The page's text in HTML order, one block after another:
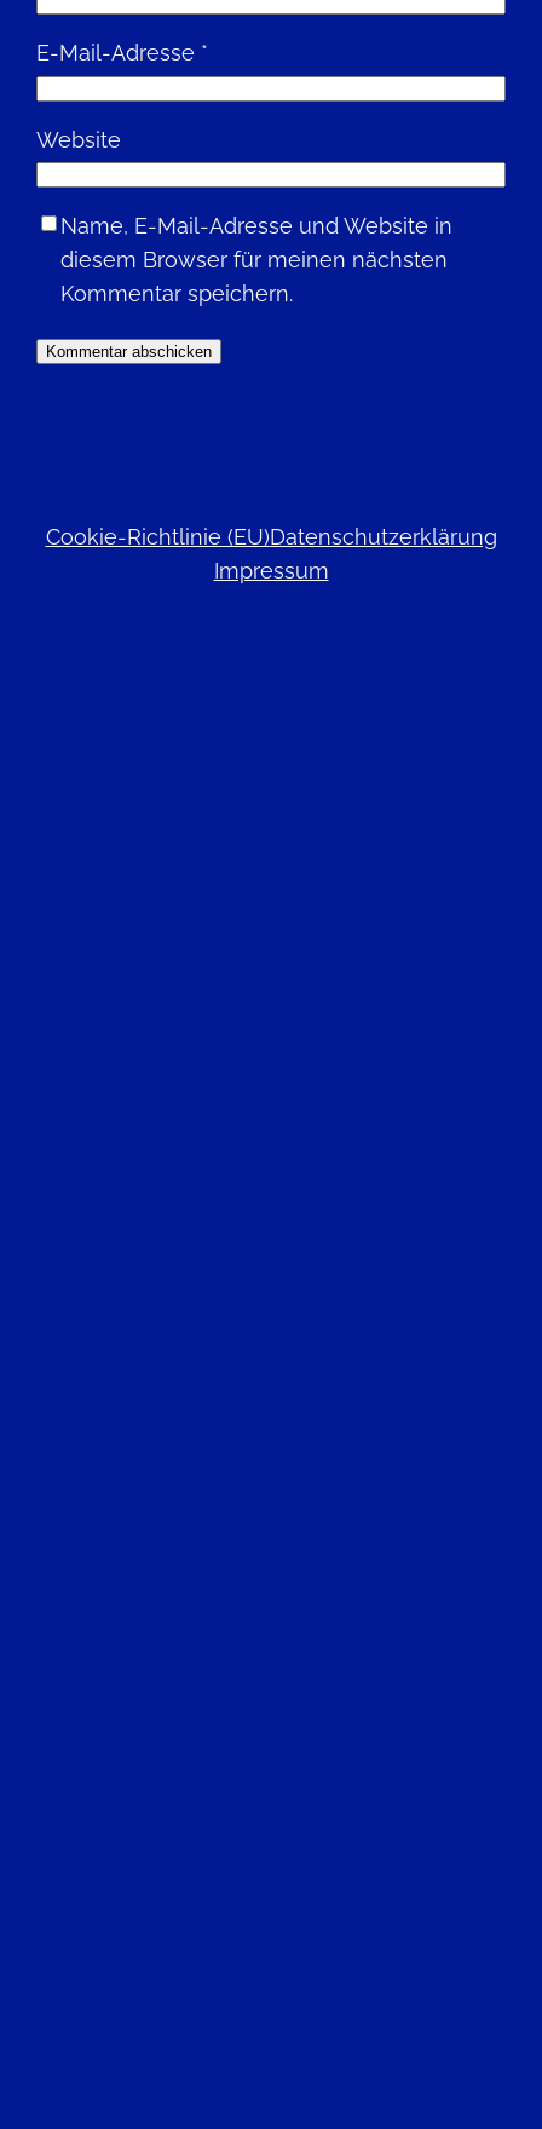
E-Mail-Adresse *
Website
Name, E-Mail-Adresse und Website in
diesem Browser für meinen nächsten
Kommentar speichern.
Cookie-Richtlinie (EU)Datenschutzerklärung
Impressum